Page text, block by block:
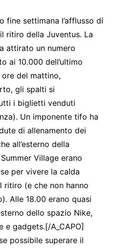
fine settimana l’afflusso di
ritiro della Juventus. La
attirato un numero
ai 10.000 dell’ultimo
ore del mattino,
gli spalti si
i biglietti venduti
Un imponente tifo ha
di allenamento dei
all’esterno della
Village erano
per vivere la calda
ritiro (e che non hanno
Alle 18.00 erano quasi
dello spazio Nike,
e gadgets.[/A_CAPO]
possibile superare il